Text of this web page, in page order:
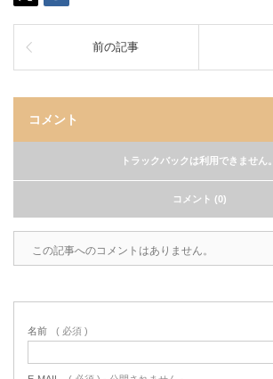
前の記事
コメント
トラックバックは利用できません。
コメント (0)
この記事へのコメントはありません。
名前 ( 必須 )